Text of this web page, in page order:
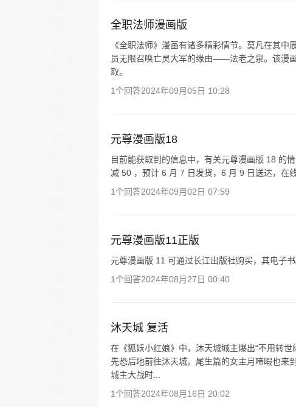
全职法师漫画版
《全职法师》漫画有诸多精彩情节。莫凡在其
员无限召唤亡灵大军的缘由——法老之泉。该漫
取。
1个回答2024年09月05日 10:28
元尊漫画版18
目前能获取到的信息中，有关元尊漫画版 18 的
减 50 ，预计 6 月 7 日发货，6 月 9 日送达，在
1个回答2024年09月02日 07:59
元尊漫画版11正版
元尊漫画版 11 可通过长江出版社购买，其电子
1个回答2024年08月27日 00:40
沐天城 复活
在《狐妖小红娘》中，沐天城城主爆出“不用转
先恐后地前往沐天城。尾生篇的女主月啼暇也来
城主大战时...
1个回答2024年08月16日 20:02